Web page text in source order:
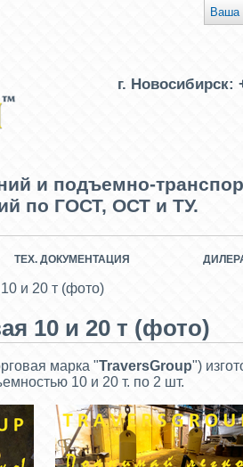
Ваша
г. Новосибирск:
и подъемно-
по ГОСТ, ОСТ и ТУ.
ТЕХ. ДОКУМЕНТАЦИЯ
и 20 т (фото)
10 и 20 т (фото)
марка "TraversGroup")
10 и 20 т. по 2 шт.